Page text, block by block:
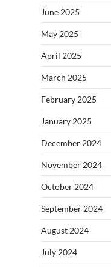
June 2025
May 2025
April 2025
March 2025
February 2025
January 2025
December 2024
November 2024
October 2024
September 2024
August 2024
July 2024